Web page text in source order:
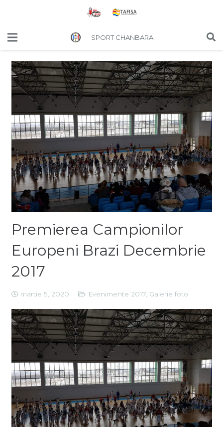
SPORT CHANBARA
Premierea Campionilor
Europeni Brazi Decembrie
2017
martie 5, 2020 Evenimente 2017, Galerie foto